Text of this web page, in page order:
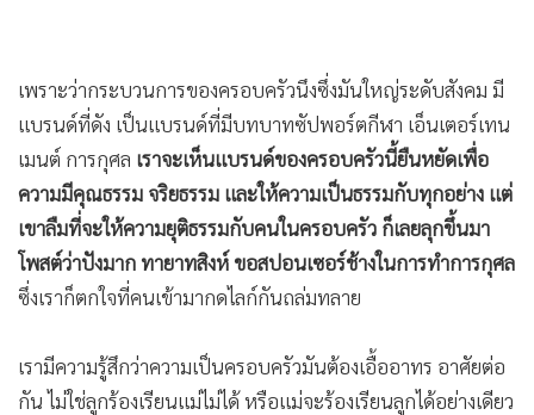
• Factcheck
• ญี่ปุ่น
• News1
• Gotomanager
เพราะว่ากระบวนการของครอบครัวนึงซึ่งมันใหญ่ระดับสังคม มี
แบรนด์ที่ดัง เป็นแบรนด์ที่มีบทบาทซัปพอร์ตกีฬา เอ็นเตอร์เทน
เมนต์ การกุศล เราจะเห็นแบรนด์ของครอบครัวนี้ยืนหยัดเพื่อ
ความมีคุณธรรม จริยธรรม และให้ความเป็นธรรมกับทุกอย่าง แต่
เขาลืมที่จะให้ความยุติธรรมกับคนในครอบครัว ก็เลยลุกขึ้นมา
โพสต์ว่าปังมาก ทายาทสิงห์ ขอสปอนเซอร์ช้างในการทำการกุศล
ซึ่งเราก็ตกใจที่คนเข้ามากดไลก์กันถล่มทลาย
เรามีความรู้สึกว่าความเป็นครอบครัวมันต้องเอื้ออาทร อาศัยต่อ
กัน ไม่ใช่ลูกร้องเรียนแม่ไม่ได้ หรือแม่จะร้องเรียนลูกได้อย่างเดียว